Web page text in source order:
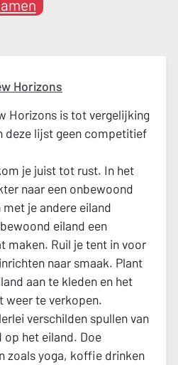
Horizons
Horizons is tot vergelijking
deze lijst geen competitief
je juist tot rust. In het
naar een onbewoond
je andere eiland
eiland een
maken. Ruil je tent in voor
naar smaak. Plant
aan te kleden en het
weer te verkopen.
verschilden spullen van
op het eiland. Doe
zoals yoga, koffie drinken